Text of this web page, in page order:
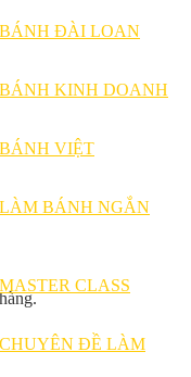
BÁNH ĐÀI LOAN
BÁNH KINH DOANH
BÁNH VIỆT
LÀM BÁNH NGẮN
MASTER CLASS
CHUYÊN ĐỀ LÀM